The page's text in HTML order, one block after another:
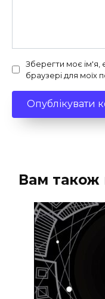
Зберегти моє ім'я,
браузері для моїх
Вам також